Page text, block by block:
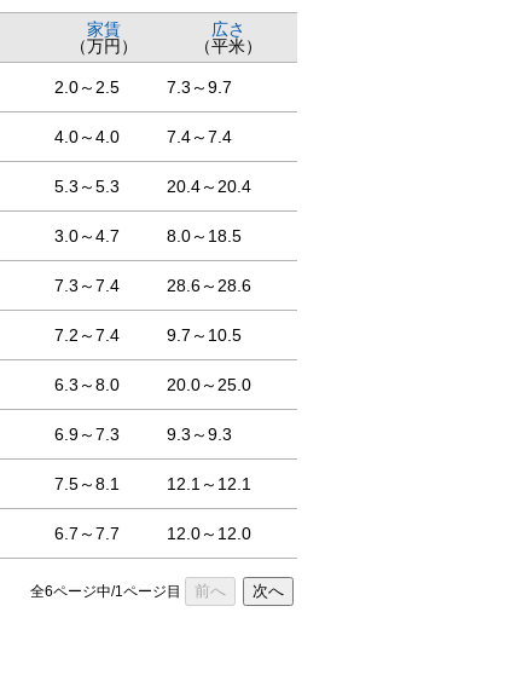
家賃
（万円）
広さ
（平米）
2.0～2.5 7.3～9.7
4.0～4.0 7.4～7.4
5.3～5.3 20.4～20.4
3.0～4.7 8.0～18.5
7.3～7.4 28.6～28.6
7.2～7.4 9.7～10.5
6.3～8.0 20.0～25.0
6.9～7.3 9.3～9.3
7.5～8.1 12.1～12.1
6.7～7.7 12.0～12.0
全6ページ中/1ページ目 前へ 次へ